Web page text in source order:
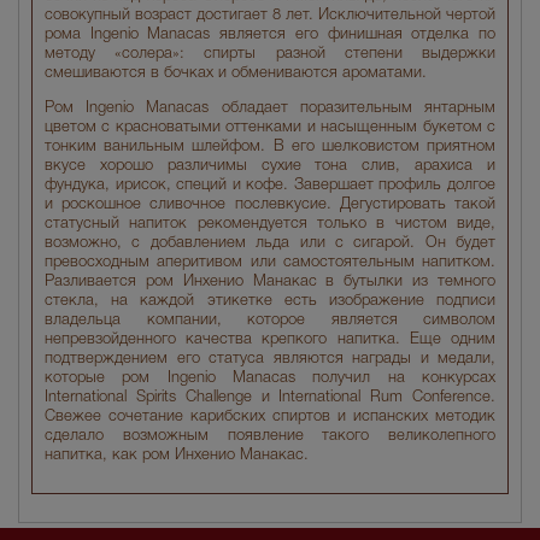
совокупный возраст достигает 8 лет. Исключительной чертой
рома Ingenio Manacas является его финишная отделка по
методу «солера»: спирты разной степени выдержки
смешиваются в бочках и обмениваются ароматами.
Ром Ingenio Manacas обладает поразительным янтарным
цветом с красноватыми оттенками и насыщенным букетом с
тонким ванильным шлейфом. В его шелковистом приятном
вкусе хорошо различимы сухие тона слив, арахиса и
фундука, ирисок, специй и кофе. Завершает профиль долгое
и роскошное сливочное послевкусие. Дегустировать такой
статусный напиток рекомендуется только в чистом виде,
возможно, с добавлением льда или с сигарой. Он будет
превосходным аперитивом или самостоятельным напитком.
Разливается ром Инхенио Манакас в бутылки из темного
стекла, на каждой этикетке есть изображение подписи
владельца компании, которое является символом
непревзойденного качества крепкого напитка. Еще одним
подтверждением его статуса являются награды и медали,
которые ром Ingenio Manacas получил на конкурсах
International Spirits Challenge и International Rum Conference.
Свежее сочетание карибских спиртов и испанских методик
сделало возможным появление такого великолепного
напитка, как ром Инхенио Манакас.